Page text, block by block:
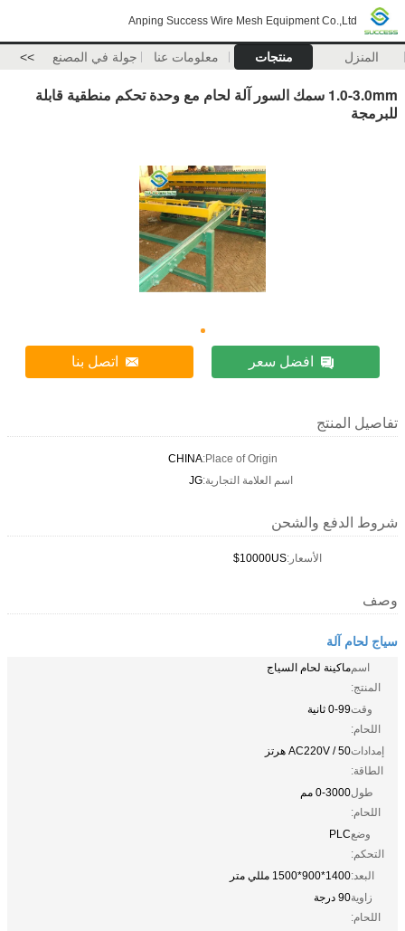
Anping Success Wire Mesh Equipment Co.,Ltd
المنزل منتجات معلومات عنا جولة في المصنع >>
1.0-3.0mm سمك السور آلة لحام مع وحدة تحكم منطقية قابلة
للبرمجة
افضل سعر اتصل بنا
تفاصيل المنتج
Place of Origin:
CHINA
اسم العلامة التجارية:JG
شروط الدفع والشحن
الأسعار:10000US$
وصف
سياج لحام آلة
اسم
المنتج:
ماكينة لحام السياج
وقت
اللحام:
0-99 ثانية
إمدادات
الطاقة:
AC220V / 50 هرتز
طول
اللحام:
0-3000 مم
وضع
التحكم:
PLC
البعد:1400*900*1500 مللي متر
زاوية
اللحام:
90 درجة